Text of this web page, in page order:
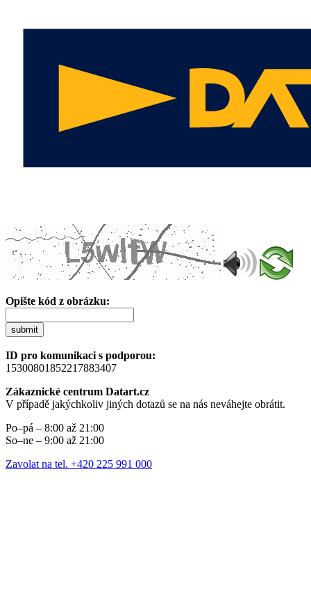
Opište kód z obrázku:
submit
ID pro komunikaci s podporou:
15300801852217883407
Zákaznické centrum Datart.cz
V případě jakýchkoliv jiných dotazů se na nás neváhejte obrátit.
Po–pá – 8:00 až 21:00
So–ne – 9:00 až 21:00
Zavolat na tel. +420 225 991 000